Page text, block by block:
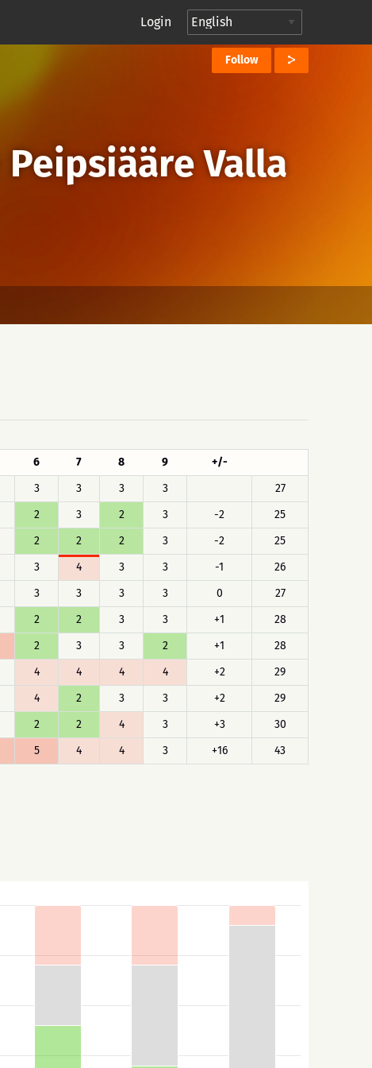
Login
Follow
Peipsiääre Valla
6 7 8 9
+/-
3 3 3 3
27
2 3 2 3 -2
25
2 2 2 3 -2
25
3 4 3 3 -1
26
3 3 3 3 0
27
2 2 3 3 +1
28
2 3 3 2 +1
28
4 4 4 4 +2
29
4 2 3 3 +2
29
2 2 4 3 +3
30
5 4 4 3 +16 43